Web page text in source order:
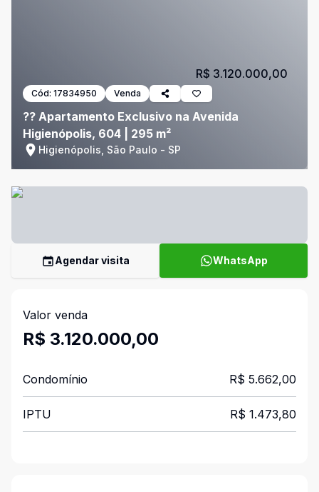
Cód: 17834950 Venda
?? Apartamento Exclusivo na Avenida
Higienópolis, 604 | 295 m²
Higienópolis, São Paulo - SP
R$ 3.120.000,00
Agendar visita WhatsApp
Valor venda
R$ 3.120.000,00
Condomínio R$ 5.662,00
IPTU R$ 1.473,80